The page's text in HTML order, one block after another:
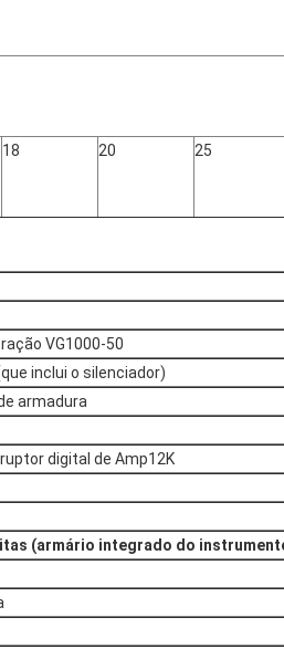
18 20 25
VG1000-50
inclui o silenciador)
armadura
digital de Amp12K
(armário integrado do